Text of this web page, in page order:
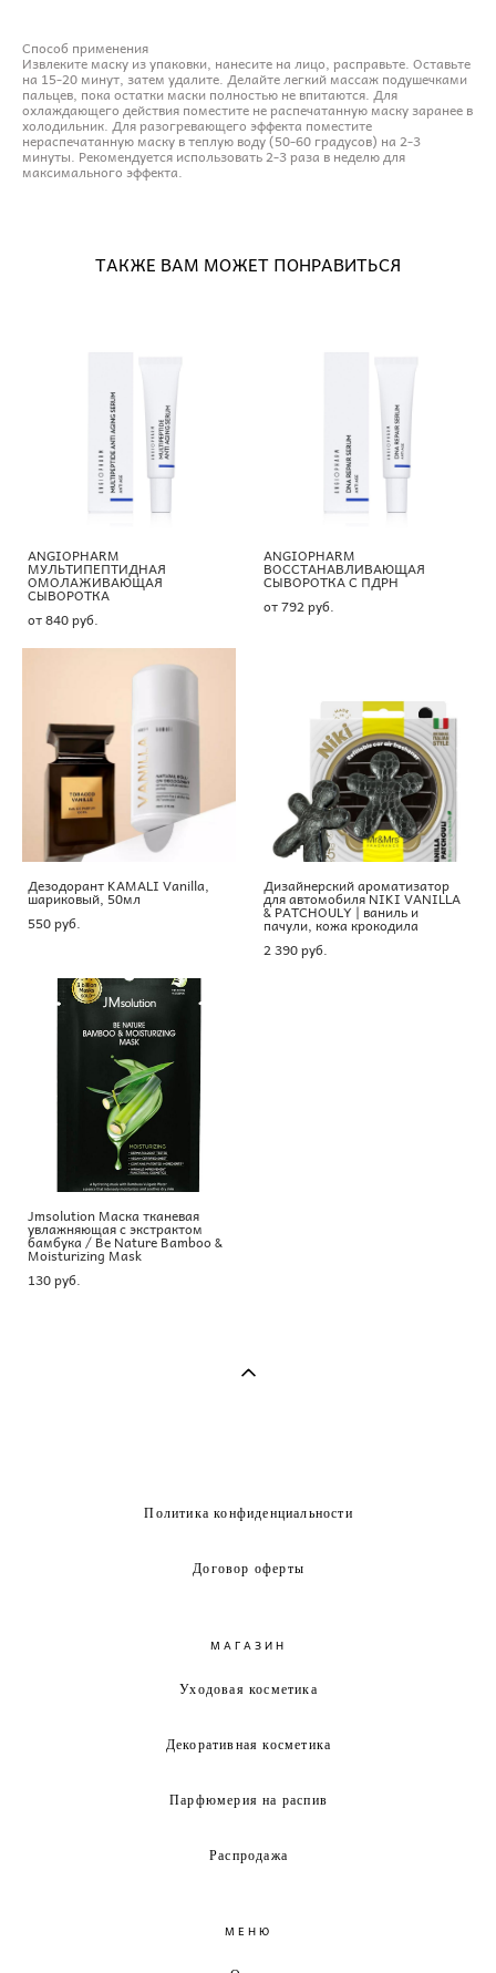
Способ применения
Извлеките маску из упаковки, нанесите на лицо, расправьте. Оставьте
на 15-20 минут, затем удалите. Делайте легкий массаж подушечками
пальцев, пока остатки маски полностью не впитаются. Для
охлаждающего действия поместите не распечатанную маску заранее в
холодильник. Для разогревающего эффекта поместите
нераспечатанную маску в теплую воду (50-60 градусов) на 2-3
минуты. Рекомендуется использовать 2-3 раза в неделю для
максимального эффекта.
ТАКЖЕ ВАМ МОЖЕТ ПОНРАВИТЬСЯ
ANGIOPHARM
МУЛЬТИПЕПТИДНАЯ
ОМОЛАЖИВАЮЩАЯ
СЫВОРОТКА
от 840 pуб.
ANGIOPHARM
ВОССТАНАВЛИВАЮЩАЯ
СЫВОРОТКА С ПДРН
от 792 pуб.
Дезодорант KAMALI Vanilla,
шариковый, 50мл
550 pуб.
Дизайнерский ароматизатор
для автомобиля NIKI VANILLA
& PATCHOULY | ваниль и
пачули, кожа крокодила
2 390 pуб.
Jmsolution Маска тканевая
увлажняющая с экстрактом
бамбука / Be Nature Bamboo &
Moisturizing Mask
130 pуб.
Политика конфиденциальности
Договор оферты
МАГАЗИН
Уходовая косметика
Декоративная косметика
Парфюмерия на распив
Распродажа
МЕНЮ